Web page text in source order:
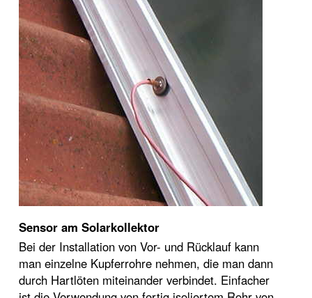
Sensor am Solarkollektor
Bei der Installation von Vor- und Rücklauf kann
man einzelne Kupferrohre nehmen, die man dann
durch Hartlöten miteinander verbindet. Einfacher